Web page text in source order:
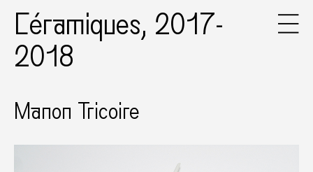
Céramiques, 2017-
2018
Manon Tricoire